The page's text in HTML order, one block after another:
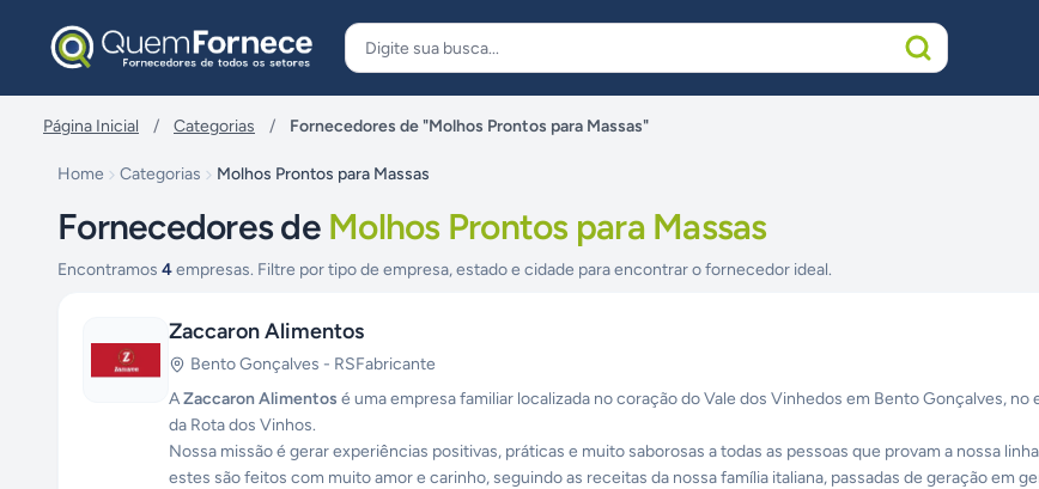
Página Inicial / Categorias / Fornecedores de "Molhos Prontos para Massas"
Home Categorias Molhos Prontos para Massas
Fornecedores de Molhos Prontos para Massas
Encontramos 4empresas. Filtre por tipo de empresa, estado e cidade para encontrar o fornecedor ideal.
Zaccaron Alimentos
Bento Gonçalves - RSFabricante
AZaccaron Alimentos é uma empresa familiar localizada no coração do Vale dos Vinhedos em Bento Gonçalves, no
da Rota dos Vinhos.
Nossa missão é gerar experiências positivas, práticas e muito saborosas a todas as pessoas que provam a nossa
estes são feitos com muito amor e carinho, seguindo as receitas da nossa família italiana, passadas de geração em